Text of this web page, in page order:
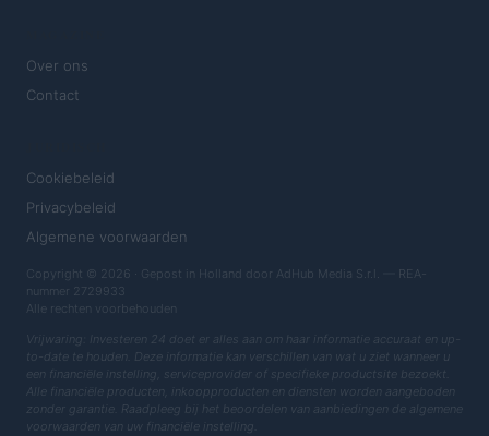
Over ons
Contact
Cookiebeleid
Privacybeleid
Algemene voorwaarden
Copyright © 2026 · Gepost in Holland door AdHub Media S.r.l. — REA-
nummer 2729933
Alle rechten voorbehouden
Vrijwaring: Investeren 24 doet er alles aan om haar informatie accuraat en up-
to-date te houden. Deze informatie kan verschillen van wat u ziet wanneer u
een financiële instelling, serviceprovider of specifieke productsite bezoekt.
Alle financiële producten, inkoopproducten en diensten worden aangeboden
zonder garantie. Raadpleeg bij het beoordelen van aanbiedingen de algemene
voorwaarden van uw financiële instelling.